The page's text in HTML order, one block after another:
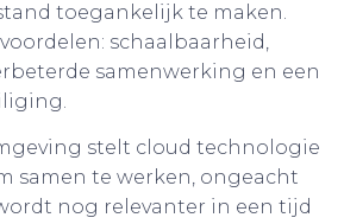
toegankelijk te maken.
schaalbaarheid,
samenwerking en een
stelt cloud technologie
samen te werken, ongeacht
nog relevanter in een tijd